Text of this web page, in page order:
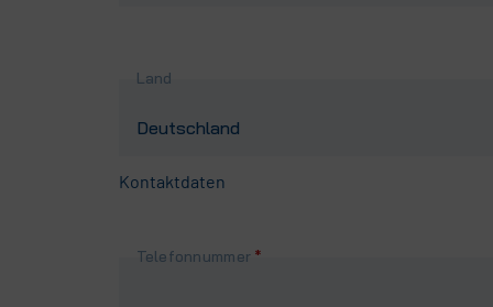
Land
Kontaktdaten
Pflichtfeld
Telefonnummer *